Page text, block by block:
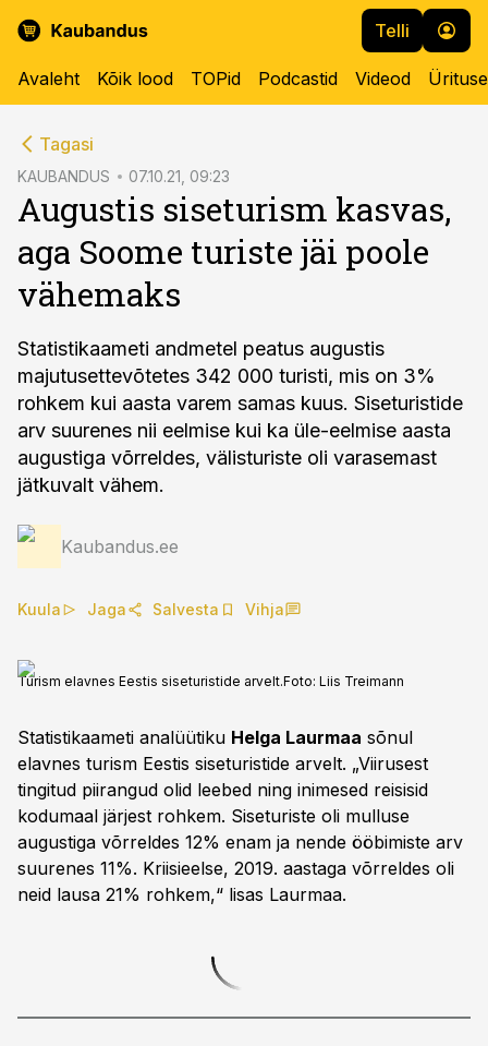
Telli
Avaleht Kõik lood TOPid Podcastid Videod
Tagasi
KAUBANDUS 07.10.21, 09:23
Augustis siseturism kasvas,
aga Soome turiste jäi poole
vähemaks
Statistikaameti andmetel peatus augustis
majutusettevõtetes 342 000 turisti, mis on 3%
rohkem kui aasta varem samas kuus. Siseturistide
arv suurenes nii eelmise kui ka üle-eelmise aasta
augustiga võrreldes, välisturiste oli varasemast
jätkuvalt vähem.
Kaubandus.ee
Kuula Jaga Salvesta Vihja
Turism elavnes Eestis siseturistide arvelt.Foto: Liis Treimann
Statistikaameti analüütiku Helga Laurmaa sõnul
elavnes turism Eestis siseturistide arvelt. „Viirusest
tingitud piirangud olid leebed ning inimesed reisisid
kodumaal järjest rohkem. Siseturiste oli mulluse
augustiga võrreldes 12% enam ja nende ööbimiste arv
suurenes 11%. Kriisieelse, 2019. aastaga võrreldes oli
neid lausa 21% rohkem,“ lisas Laurmaa.